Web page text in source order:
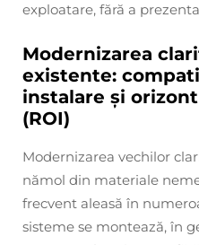
exploatare, fără a
Modernizarea
existente:
instalare și
(ROI)
Modernizarea vechilor
nămol din materiale
frecvent aleasă în
sisteme se montează, în